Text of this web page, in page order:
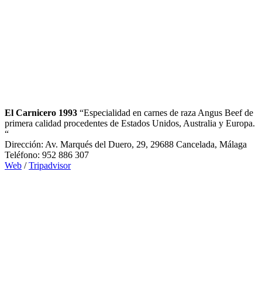
El Carnicero 1993 “Especialidad en carnes de raza Angus Beef de
primera calidad procedentes de Estados Unidos, Australia y Europa.
“
Dirección: Av. Marqués del Duero, 29, 29688 Cancelada, Málaga
Teléfono: 952 886 307
Web /Tripadvisor